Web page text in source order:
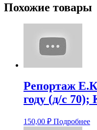
Похожие товары
Репортаж
году (д/с
150,00 ₽ Подробнее